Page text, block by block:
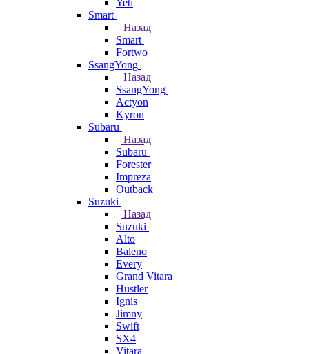
Yeti
Smart
Назад
Smart
Fortwo
SsangYong
Назад
SsangYong
Actyon
Kyron
Subaru
Назад
Subaru
Forester
Impreza
Outback
Suzuki
Назад
Suzuki
Alto
Baleno
Every
Grand Vitara
Hustler
Ignis
Jimny
Swift
SX4
Vitara